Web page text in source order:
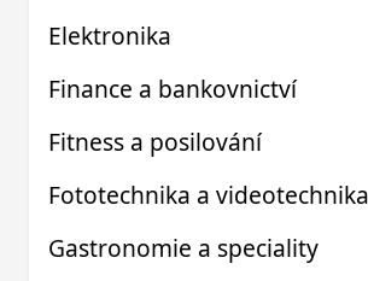
Elektronika
Finance a bankovnictví
Fitness a posilování
Fototechnika a videotechnika
Gastronomie a speciality